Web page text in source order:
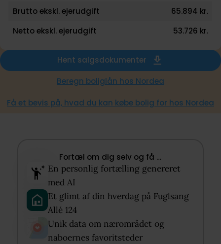
Brutto ekskl. ejerudgift
65.894 kr.
Netto ekskl. ejerudgift
53.726 kr.
Hent salgsdokumenter
Beregn boliglån hos Nordea
Få et bevis på, hvad du kan købe bolig for hos Nordea
Fortæl om dig selv og få …​
En personlig fortælling genereret
med AI​
Et glimt af din hverdag på Fuglsang
Allé 124​
Unik data om nærområdet og
naboernes favoritsteder​